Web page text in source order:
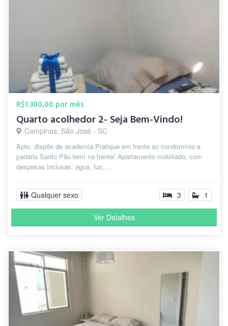
R$1.300,00 por mês
Quarto acolhedor 2- Seja Bem-Vindo!
Campinas, São José - SC
Apto. dispõe de academia Pratique em frente ao condomínio e
padaria Santo Pão bem na frente! Apartamento mobiliado, com
despesas inclusas: água, luz,...
Qualquer sexo 3 1
Ver Detalhes